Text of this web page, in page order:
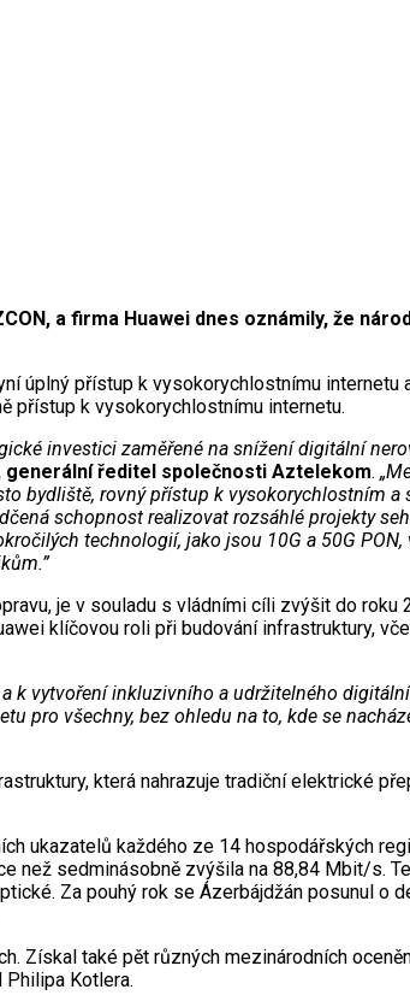
a firma Huawei dnes oznámily, že
úplný přístup k vysokorychlostnímu
přístup k vysokorychlostnímu internetu.
investici zaměřené na snížení digitální
generální ředitel společnosti Aztelekom.
bydliště, rovný přístup k vysokorychlostním
schopnost realizovat rozsáhlé projekty
technologií, jako jsou 10G a 50G
je v souladu s vládními cíli zvýšit do
klíčovou roli při budování infrastruktury,
k vytvoření inkluzivního a udržitelného
pro všechny, bez ohledu na to, kde se
která nahrazuje tradiční elektrické
ukazatelů každého ze 14 hospodářských
než sedminásobně zvýšila na 88,84 Mbit/s.
Za pouhý rok se Ázerbájdžán posunul o
Získal také pět různých mezinárodních
Kotlera.